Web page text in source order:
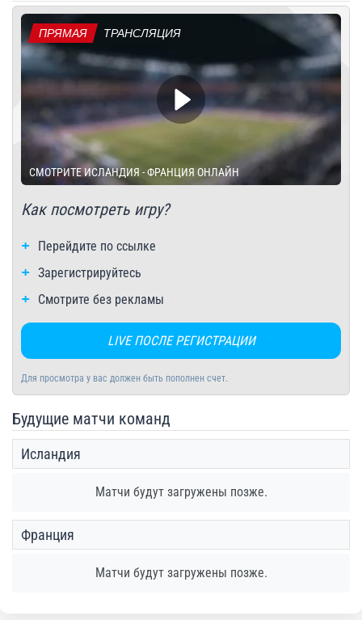
ПРЯМАЯ ТРАНСЛЯЦИЯ
СМОТРИТЕ ИСЛАНДИЯ - ФРАНЦИЯ ОНЛАЙН
Как посмотреть игру?
Перейдите по ссылке
Зарегистрируйтесь
Смотрите без рекламы
LIVE ПОСЛЕ РЕГИСТРАЦИИ
Для просмотра у вас должен быть пополнен счет.
Будущие матчи команд
Исландия
Матчи будут загружены позже.
Франция
Матчи будут загружены позже.